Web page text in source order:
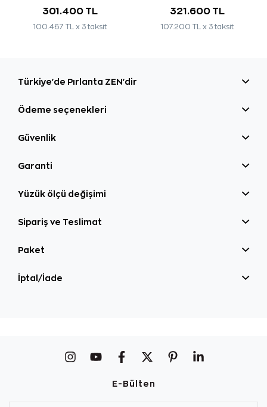
301.400 TL
100.467 TL x 3 taksit
321.600 TL
107.200 TL x 3 taksit
Türkiye'de Pırlanta ZEN'dir
Ödeme seçenekleri
Güvenlik
Garanti
Yüzük ölçü değişimi
Sipariş ve Teslimat
Paket
İptal/İade
E-Bülten